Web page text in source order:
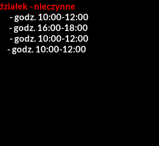
- nieczynne
- godz. 10:00-12:00
- godz. 16:00-18:00
- godz. 10:00-12:00
- godz. 10:00-12:00